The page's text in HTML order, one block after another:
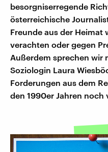
besorgniserregende
österreichische
Freunde aus der Heimat
verachten oder gegen
Außerdem sprechen wir
Soziologin Laura
Forderungen aus dem
den 1990er Jahren